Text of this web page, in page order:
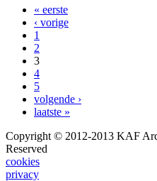
« eerste
‹ vorige
1
2
3
4
5
volgende ›
laatste »
Copyright © 2012-2013 KAF
Reserved
cookies
privacy